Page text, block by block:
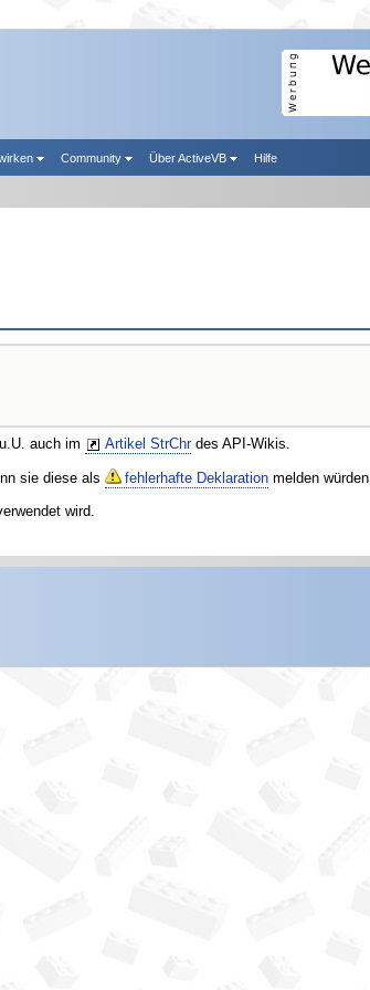
Community Über ActiveVB Hilfe
auch im Artikel StrChrdes API-Wikis.
sie diese als fehlerhafte Deklarationmelden würden.
wird.